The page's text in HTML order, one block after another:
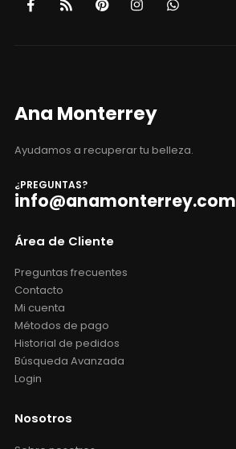
Ana Monterrey
Ayudamos a recuperar tu belleza.
¿PREGUNTAS?
info@anamonterrey.com
Área de Cliente
Preguntas frecuentes
Contacto
Mi cuenta
Métodos de pago
Historial de pedidos
Búsqueda Avanzada
Login
Nosotros